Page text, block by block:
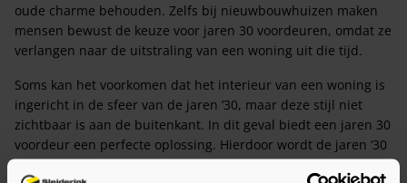
oude charme behouden. Zelfs bij nieuwbouwhuizen maken
mensen bewust de keuze voor jaren 30 voordeuren, omdat ze
verlangen naar de uitstraling van een woning uit die tijd.
Soms kan het voorkomen dat het interieur van een woning is
ingericht in de sfeer van de jaren ’30, maar deze stijl niet
zichtbaar is aan de buitenkant. In dit geval biedt een jaren 30
voordeur een perfecte oplossing. Hierdoor wordt de jaren ‘30
stijl ook aan de buitenkant van de woning zichtbaar.